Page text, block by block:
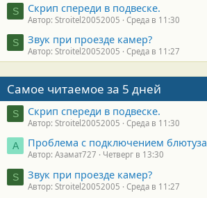
S Скрип спереди в подвеске.
Автор: Stroitel20052005 Среда в 11:30
S Звук при проезде камер?
Автор: Stroitel20052005 Среда в 11:27
Самое читаемое за 5 дней
S Скрип спереди в подвеске.
Автор: Stroitel20052005 Среда в 11:30
А Проблема с подключением блютуза
Автор: Азамат727 Четверг в 13:30
S Звук при проезде камер?
Автор: Stroitel20052005 Среда в 11:27